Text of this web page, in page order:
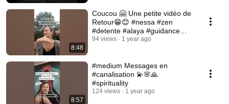
8:48
Coucou 🤗 Une petite vidéo de
Retour😁😊 #nessa #zen
#detente #alaya #guidance
#accompagnement
94 views 1 year ago
8:57
#medium Messages en
#canalisation 💫🌸🙏
#spirituality
124 views 1 year ago